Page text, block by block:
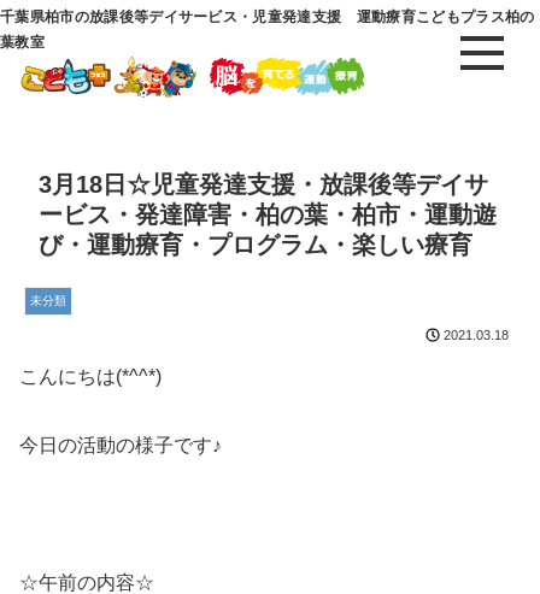
千葉県柏市の放課後等デイサービス・児童発達支援 運動療育こどもプラス柏の
葉教室
3月18日☆児童発達支援・放課後等デイサ
ービス・発達障害・柏の葉・柏市・運動遊
び・運動療育・プログラム・楽しい療育
未分類
2021.03.18
こんにちは(*^^*)
今日の活動の様子です♪
☆午前の内容☆